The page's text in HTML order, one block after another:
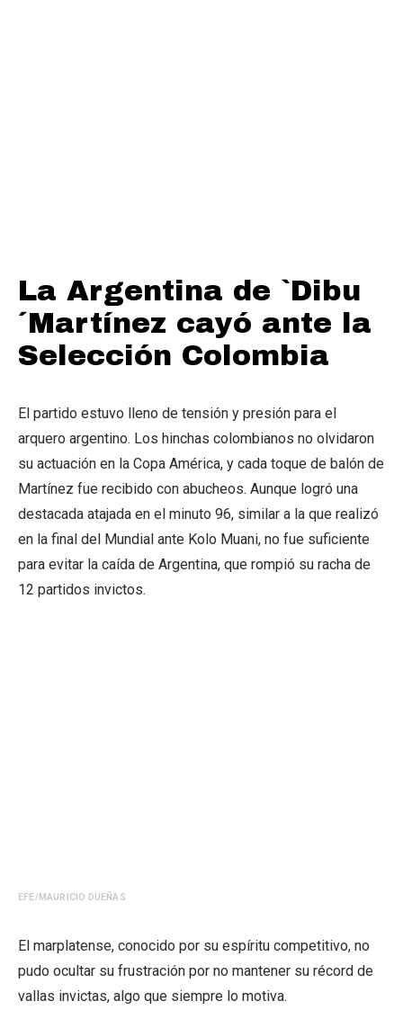
La Argentina de `Dibu
´Martínez cayó ante la
Selección Colombia
El partido estuvo lleno de tensión y presión para el
arquero argentino. Los hinchas colombianos no olvidaron
su actuación en la Copa América, y cada toque de balón de
Martínez fue recibido con abucheos. Aunque logró una
destacada atajada en el minuto 96, similar a la que realizó
en la final del Mundial ante Kolo Muani, no fue suficiente
para evitar la caída de Argentina, que rompió su racha de
12 partidos invictos.
EFE/MAURICIO DUEÑAS
El marplatense, conocido por su espíritu competitivo, no
pudo ocultar su frustración por no mantener su récord de
vallas invictas, algo que siempre lo motiva.